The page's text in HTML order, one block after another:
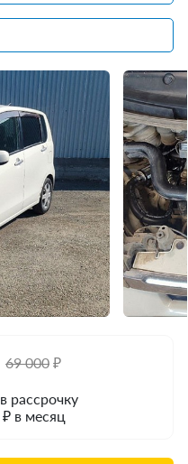
69 000₽
рассрочку
в месяц